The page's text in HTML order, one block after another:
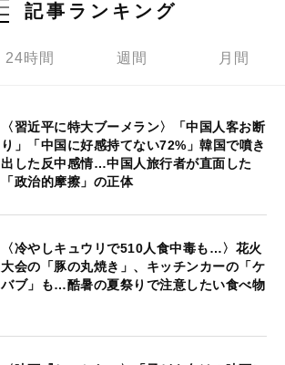
記事ランキング
24時間 週間 月間
〈習近平に特大ブーメラン〉「中国人客お断
り」「中国に好感持てない72%」韓国で噴き
出した反中感情…中国人旅行者が直面した
「政治的摩擦」の正体
〈冷やしキュウリで510人食中毒も…〉花火
大会の「豚の丸焼き」、キッチンカーの「ケ
バブ」も…酷暑の夏祭りで注意したい食べ物